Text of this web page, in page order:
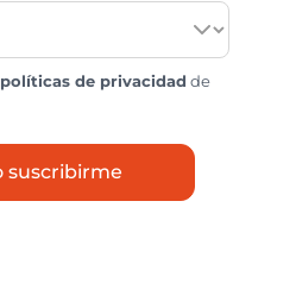
políticas de privacidad de